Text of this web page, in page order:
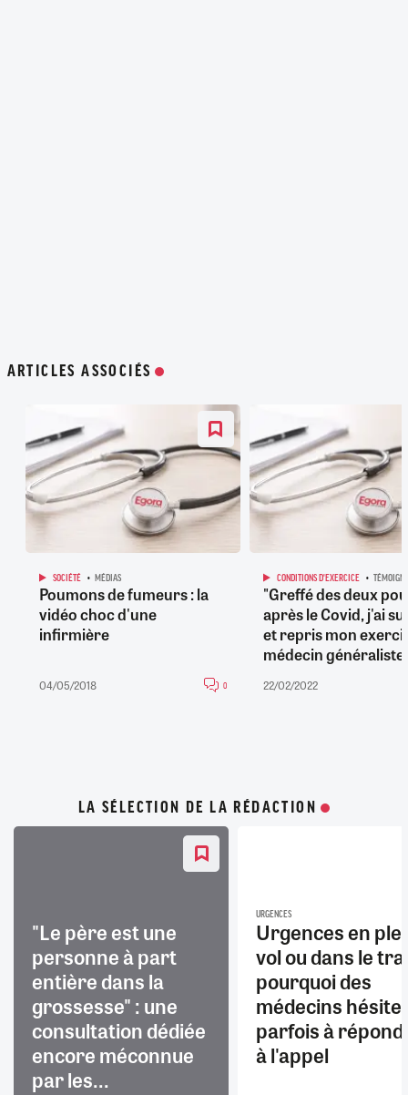
ARTICLES ASSOCIÉS
SOCIÉTÉ MÉDIAS
Poumons de fumeurs : la
vidéo choc d'une
infirmière
04/05/2018 0
CONDITIONS D'EXERCICE
"Greffé des deux
après le Covid, j'ai
et repris mon
médecin généraliste"
22/02/2022
LA SÉLECTION DE LA RÉDACTION
"Le père est une
personne à part
entière dans la
grossesse" : une
consultation dédiée
encore méconnue
par les...
URGENCES
Urgences en
vol ou dans le
pourquoi des
médecins
parfois à
à l'appel